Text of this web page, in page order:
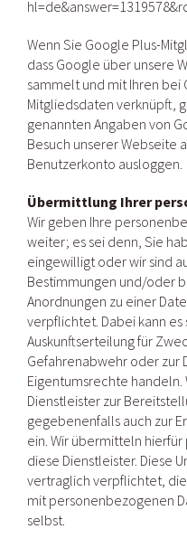
Wenn Sie Google Plus-
dass Google über unsere
sammelt und mit Ihren
Mitgliedsdaten verknüpft,
genannten Angaben von
Besuch unserer Webseite
Benutzerkonto ausloggen.
Übermittlung Ihrer
Wir geben Ihre
weiter; es sei denn, Sie
eingewilligt oder wir sind
Bestimmungen und/oder
Anordnungen zu einer
verpflichtet. Dabei kann
Auskunftserteilung für
Gefahrenabwehr oder zur
Eigentumsrechte handeln.
Dienstleister zur
gegebenenfalls auch zur
ein. Wir übermitteln
diese Dienstleister. Diese
vertraglich verpflichtet,
mit personenbezogenen
selbst.